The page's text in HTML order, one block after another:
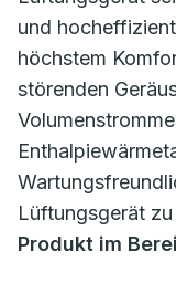
und
höchstem
störenden
Lüftungsgerät zu
Produkt im